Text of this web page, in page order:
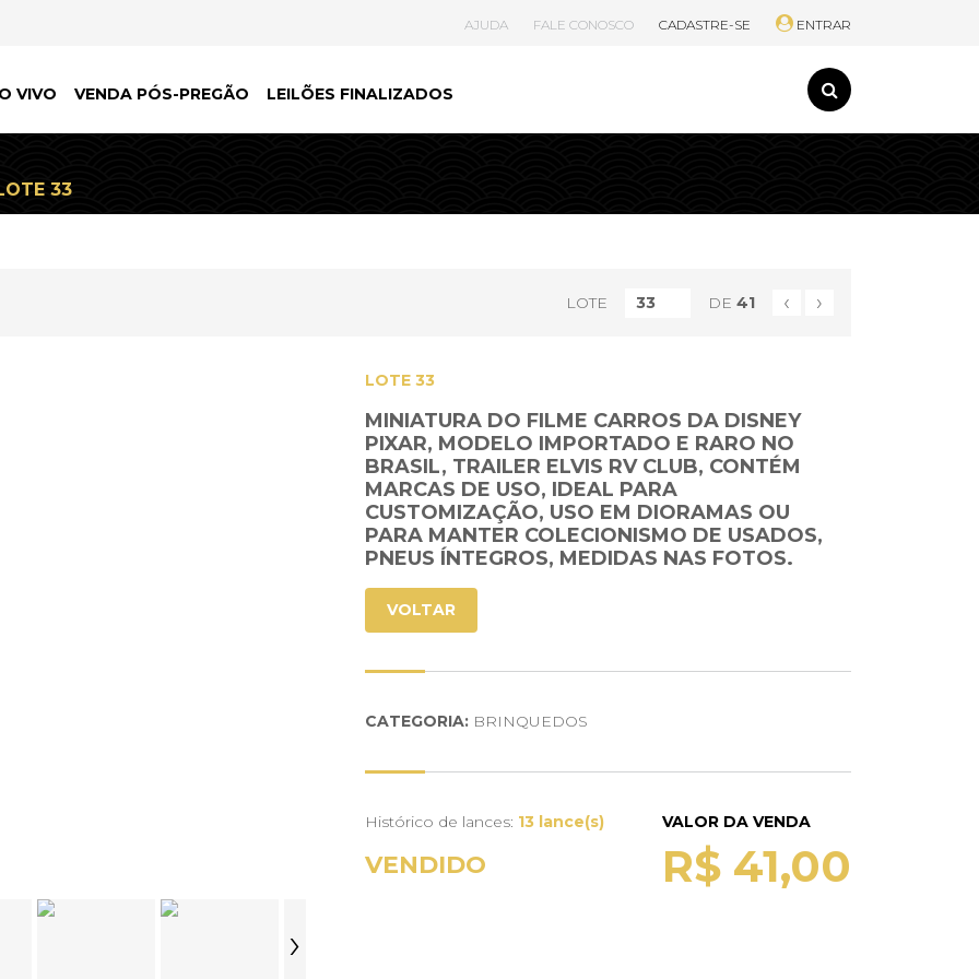
AJUDA FALE CONOSCO CADASTRE-SE ENTRAR
VIVO VENDA PÓS-PREGÃO LEILÕES FINALIZADOS
33
LOTE DE 41 ‹ ›
›
LOTE 33
MINIATURA DO FILME CARROS DA DISNEY
PIXAR, MODELO IMPORTADO E RARO NO
BRASIL, TRAILER ELVIS RV CLUB, CONTÉM
MARCAS DE USO, IDEAL PARA
CUSTOMIZAÇÃO, USO EM DIORAMAS OU
PARA MANTER COLECIONISMO DE USADOS,
PNEUS ÍNTEGROS, MEDIDAS NAS FOTOS.
VOLTAR
CATEGORIA: BRINQUEDOS
Histórico de lances: 13 lance(s)
VENDIDO
VALOR DA VENDA
R$ 41,00